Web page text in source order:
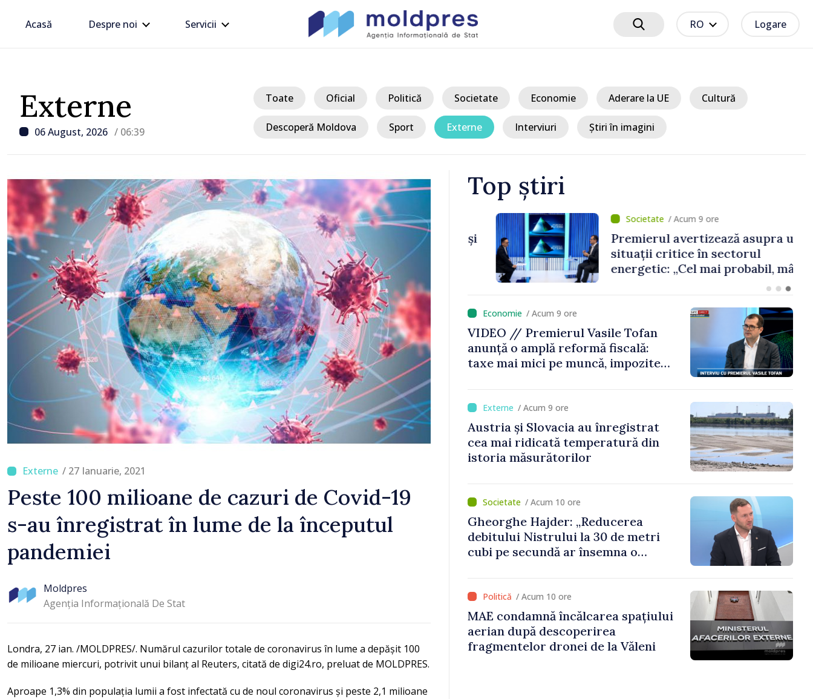
Acasă Despre noi Servicii RO Logare
Externe
06 August, 2026 / 06:39
Toate Oficial Politică Societate Economie Aderare la UE Cultură
Descoperă Moldova Sport Externe Interviuri Știri în imagini
/ 27 Ianuarie, 2021
Peste 100 milioane de cazuri de Covid-19
s-au înregistrat în lume de la începutul
pandemiei
Moldpres
Agenția Informațională De Stat
Londra, 27 ian. /MOLDPRES/. Numărul cazurilor totale de coronavirus în lume a depășit 100
de milioane miercuri, potrivit unui bilanț al Reuters, citată de digi24.ro, preluat de MOLDPRES.
Aproape 1,3% din populația lumii a fost infectată cu de noul coronavirus și peste 2,1 milioane
Top știri
/ Acum 8 ore
„Îmi asum mandatul până în 2029 și
voi schimba miniștrii care nu
livrează rezultate”, declară
premierul Vasile Tofan
/ Acum 9 ore
Premierul avertizează asupra unei
situații critice în sectorul
energetic: „Cel mai probabil, mâine
nu vom putea cumpăra nici curent
/ Acum 9 ore
VIDEO // Premierul Vasile Tofan
anunță o amplă reformă fiscală:
taxe mai mici pe muncă, impozite
/ Acum 9 ore
Austria și Slovacia au înregistrat
cea mai ridicată temperatură din
istoria măsurătorilor
/ Acum 10 ore
Gheorghe Hajder: „Reducerea
debitului Nistrului la 30 de metri
cubi pe secundă ar însemna o
/ Acum 10 ore
MAE condamnă încălcarea spațiului
aerian după descoperirea
fragmentelor dronei de la Văleni